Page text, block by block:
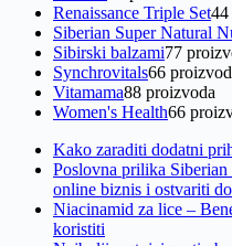
Renaissance Triple Set44
Siberian Super Natural
Sibirski balzami77
Synchrovitals66
Vitamama88 proizvoda
Women's Health66
Kako zaraditi dodatni
Poslovna prilika
online biznis i ostvariti
Niacinamid za lice –
koristiti